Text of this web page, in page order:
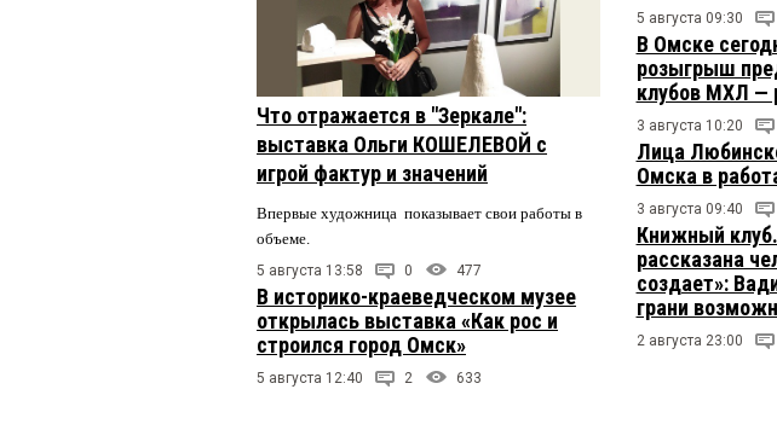
Что отражается в "Зеркале":
выставка Ольги КОШЕЛЕВОЙ с
игрой фактур и значений
Впервые художница показывает свои работы в
объеме.
5 августа 13:58 0 477
В историко-краеведческом музее
открылась выставка «Как рос и
строился город Омск»
5 августа 12:40 2 633
5 августа 09:30
В Омске
розыгрыш
клубов МХЛ —
3 августа 10:20
Лица
Омска в
3 августа 09:40
Книжный
рассказана
создает»:
грани
2 августа 23:00